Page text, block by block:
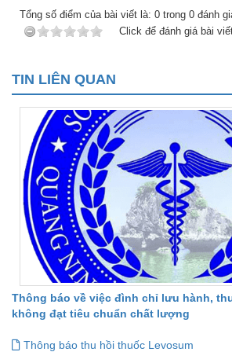
Tổng số điểm của bài viết là: 0 trong 0 đánh
Click để đánh giá bài
TIN LIÊN QUAN
Thông báo về việc đình chỉ lưu hành,
không đạt tiêu chuẩn chất lượng
Thông báo thu hồi thuốc Levosum